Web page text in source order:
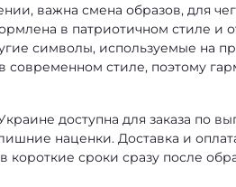
важна смена образов, для
в патриотичном стиле и
символы, используемые на
стиле, поэтому
доступна для заказа по
наценки. Доставка и
сроки сразу после